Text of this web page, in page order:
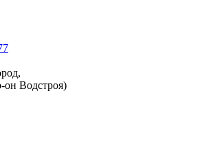
он Водстроя)